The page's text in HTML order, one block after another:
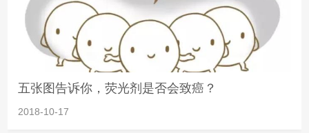
五张图告诉你，荧光剂是否会致癌？
2018-10-17